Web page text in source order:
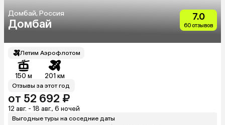
Домбай, Россия
Домбай
7.0
60 отзывов
Летим Аэрофлотом
150 м 201 км
Отзывы за этот год
от 52 692 ₽
12 авг. - 18 авг., 6 ночей
Выгодные туры на соседние даты